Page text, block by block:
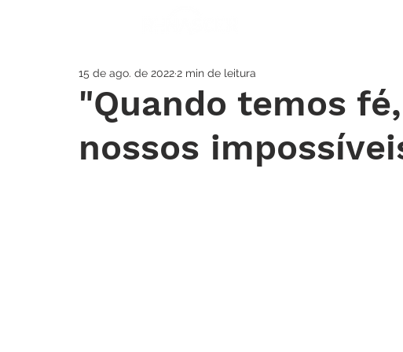
"Quando temos
nossos
15 de ago. de 20222 min de leitura